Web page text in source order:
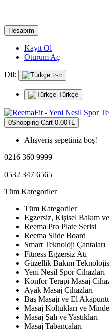
Hesabım
Kayıt Ol
Oturum Aç
Dil: tr-tr
Türkçe
0Shopping Cart 0,00TL
Alışveriş sepetiniz boş!
0216 360 9999
0532 347 6565
Tüm Kategoriler
Tüm Kategoriler
Egzersiz, Kişisel Bakım
Reema Pro Plate Serisi
Reema Slide Board
Smart Teknoloji Çantaları
Fitness Egzersiz Atı
Güzellik Bakım
Yeni Nesil Spor Cihazları
Konfor Terapi Masaj
Ayak Masaj Cihazları
Baş Masajı ve El
Masaj Koltukları ve
Masaj Şalı ve Yastıkları
Masaj Tabancaları